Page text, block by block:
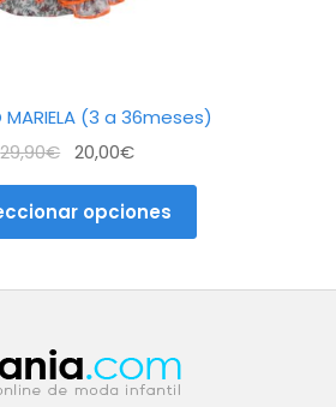
MARIELA (3 a 36meses)
29,90€
El
precio
original
era:
20,00€El
precio
actual
es:
opciones